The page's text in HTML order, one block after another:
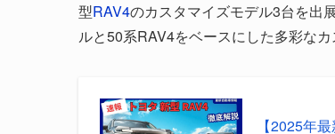
型RAV4のカスタマイズモデル3台を出
ルと50系RAV4をベースにした多彩な
【2025年